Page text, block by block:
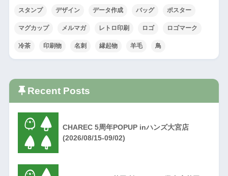
スタンプ デザイン データ作成 バッグ ポスター
マグカップ メルマガ レトロ印刷 ロゴ ロゴマーク
冷茶 印刷物 名刺 縁起物 羊毛 鳥
Recent Posts
CHAREC 5周年POPUP inハンズ大宮店
(2026/08/15-09/02)